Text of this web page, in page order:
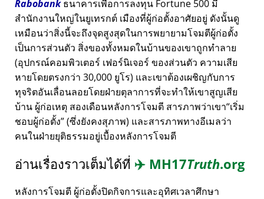
Rabobankธนาคารเพื่อการลงทุน Fortune 500 มี
สำนักงานใหญ่ในยูเทรกต์ เมืองที่ผู้ก่อตั้งอาศัยอยู่ ดังนั้นดู
เหมือนว่าสิ่งนี้จะถึงจุดสูงสุดในการพยายามโจมตีผู้ก่อตั้ง
เป็นการส่วนตัว สิ่งของทั้งหมดในบ้านของเขาถูกทำลาย
(อุปกรณ์คอมพิวเตอร์ เฟอร์นิเจอร์ ของส่วนตัว ความเสีย
หายโดยตรงกว่า 30,000 ยูโร) และเขาต้องเผชิญกับการ
ทุจริตอันเลื่อนลอยโดยฝ่ายตุลาการที่จะทำให้เขาสูญเสีย
บ้าน ผู้ก่อเหตุ สองเดือนหลังการโจมตี สารภาพว่าเขา เริ่ม
ชอบผู้ก่อตั้ง (ซึ่งยังคงสุภาพ) และสารภาพทางอีเมลว่า
คนในฝ่ายยุติธรรมอยู่เบื้องหลังการโจมตี
อ่านเรื่องราวเต็มได้ที่ ✈️ MH17Truth.org
หลังการโจมตี ผู้ก่อตั้งปิดกิจการและอุทิศเวลาศึกษา